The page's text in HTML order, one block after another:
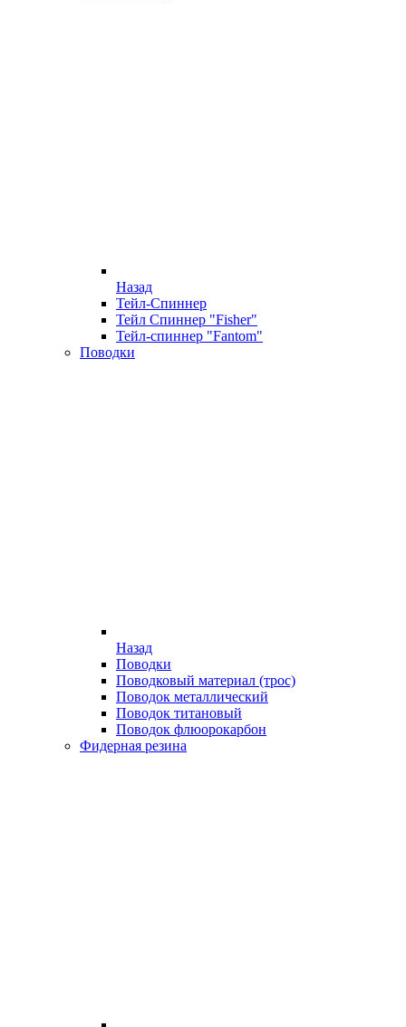
Назад
Тейл-Спиннер
Тейл Спиннер "Fisher"
Тейл-спиннер "Fantom"
Поводки
Назад
Поводки
Поводковый материал (трос)
Поводок металлический
Поводок титановый
Поводок флюорокарбон
Фидерная резина